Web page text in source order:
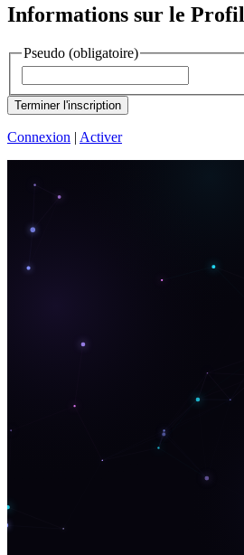
Informations sur le Profil
Pseudo (obligatoire)
Connexion | Activer